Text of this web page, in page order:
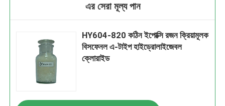
এর সেরা মূল্য পান
HY604-820 কঠিন ইপোক্সি রজন ক্রিয়ামূলক
বিসফেনল এ-টাইপ হাইড্রোলাইজেবল
ক্লোরাইড